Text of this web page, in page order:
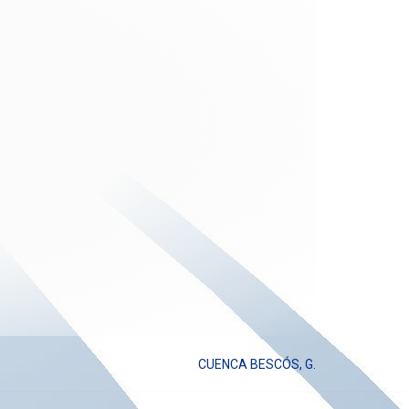
CUENCA BESCÓS, G.